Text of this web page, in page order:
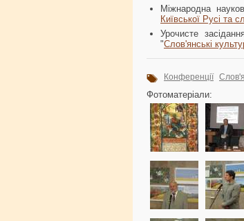
Міжнародна
Київської Русі та
Урочисте
"Слов'янські
Конференції
Фотоматеріали: